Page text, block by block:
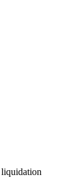
liquidation